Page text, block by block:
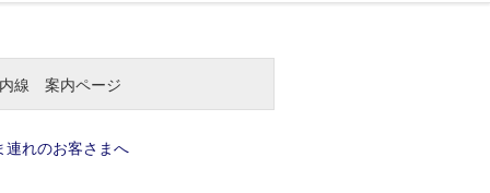
線 案内ページ
連れのお客さまへ